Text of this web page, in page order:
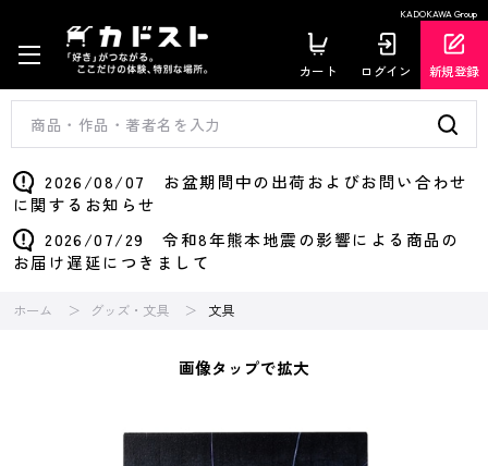
KADOKAWA Group
カート ログイン 新規登録
2026/08/07 お盆期間中の出荷およびお問い合わせ
に関するお知らせ
2026/07/29 令和8年熊本地震の影響による商品の
お届け遅延につきまして
ホーム グッズ・文具 文具
画像タップで拡大